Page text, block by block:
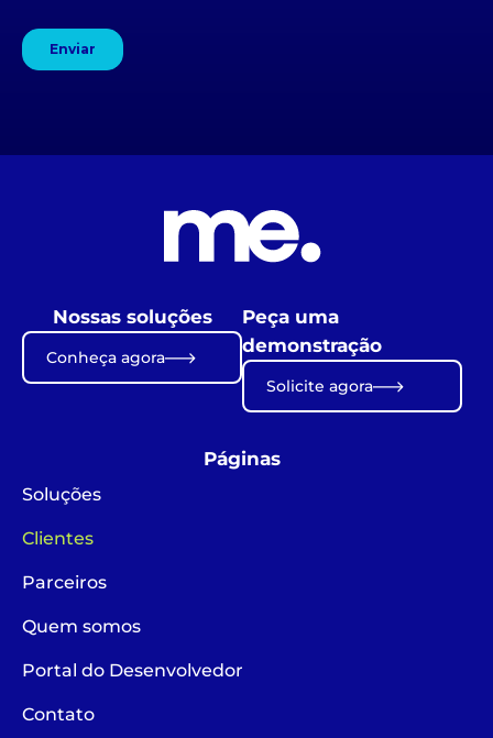
Nossas soluções
Conheça agora
Peça uma
demonstração
Solicite agora
Páginas
Soluções
Clientes
Parceiros
Quem somos
Portal do Desenvolvedor
Contato